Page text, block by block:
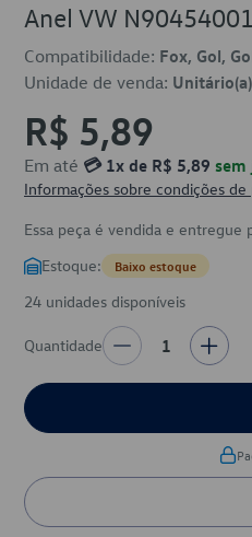
Anel VW N90454001
Compatibilidade: Fox, Gol,
Unidade de venda: Unitário(a)
R$ 5,89
Em até 💳 1x de R$ 5,89 sem
Informações sobre condições
Essa peça é vendida e entregue
Estoque: Baixo estoque
24 unidades disponíveis
Quantidade 1